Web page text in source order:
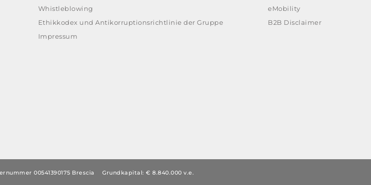
Whistleblowing
Ethikkodex und Antikorruptionsrichtlinie der Gruppe
Impressum
eMobility
B2B Disclaimer
00541390175 Brescia Grundkapital: € 8.840.000 v.e.